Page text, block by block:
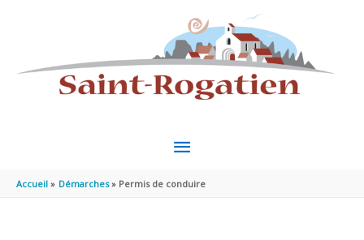
MENU
PRINCIPAL
Accueil Démarches Permis de conduire